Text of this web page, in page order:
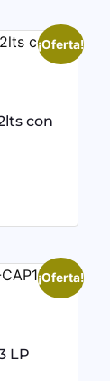
¡Oferta!
con
¡Oferta!
LP